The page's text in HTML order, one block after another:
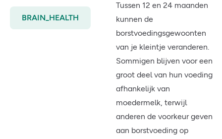
BRAIN_HEALTH
Tussen 12 en 24 maanden
kunnen de
borstvoedingsgewoonten
van je kleintje veranderen.
Sommigen blijven voor een
groot deel van hun voeding
afhankelijk van
moedermelk, terwijl
anderen de voorkeur geven
aan borstvoeding op